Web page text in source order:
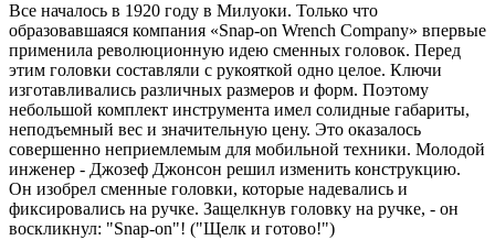
Все началось в 1920 году в Милуоки. Только что
образовавшаяся компания «Snap-on Wrench Company» впервые
применила революционную идею сменных головок. Перед
этим головки составляли с рукояткой одно целое. Ключи
изготавливались различных размеров и форм. Поэтому
небольшой комплект инструмента имел солидные габариты,
неподъемный вес и значительную цену. Это оказалось
совершенно неприемлемым для мобильной техники. Молодой
инженер - Джозеф Джонсон решил изменить конструкцию.
Он изобрел сменные головки, которые надевались и
фиксировались на ручке. Защелкнув головку на ручке, - он
воскликнул: "Snap-on"! ("Щелк и готово!")